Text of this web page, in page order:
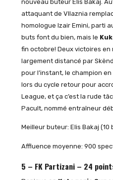
nouveau buteur Elis Bakaj.
attaquant de Vllaznia
homologue Izair Emini, parti
buts font du bien, mais le
fin octobre! Deux victoires en
largement distancé par
pour l’instant, le champion
lors du cycle retour pour
League, et ça c’est la rude
Pacult, nommé entraîneur
Meilleur buteur: Elis Bakaj (10
Affluence moyenne: 900
5 – FK Partizani – 24